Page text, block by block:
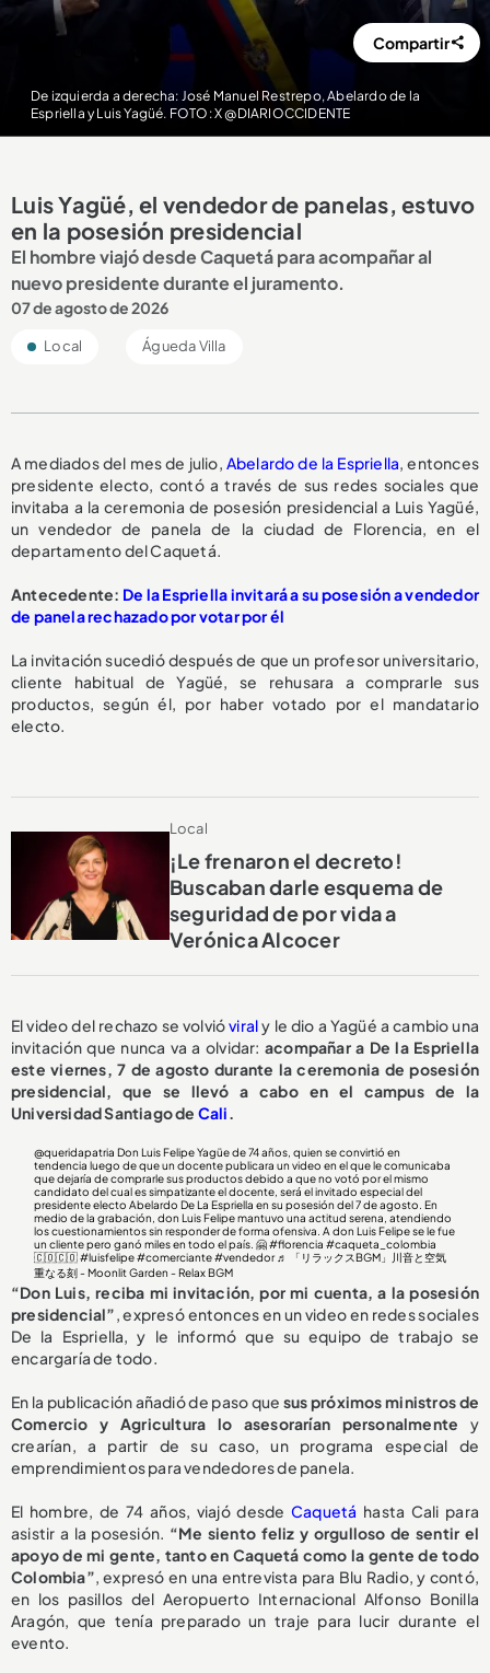
De izquierda a derecha: José Manuel Restrepo, Abelardo de la
Espriella y Luis Yagüé. FOTO: X @DIARIOCCIDENTE
Compartir
Luis Yagüé, el vendedor de panelas, estuvo
en la posesión presidencial
El hombre viajó desde Caquetá para acompañar al
nuevo presidente durante el juramento.
07 de agosto de 2026
Local Águeda Villa
A mediados del mes de julio, Abelardo de la Espriella , entonces
presidente electo, contó a través de sus redes sociales que
invitaba a la ceremonia de posesión presidencial a Luis Yagüé,
un vendedor de panela de la ciudad de Florencia, en el
departamento del Caquetá.
Antecedente: De la Espriella invitará a su posesión a vendedor
de panela rechazado por votar por él
La invitación sucedió después de que un profesor universitario,
cliente habitual de Yagüé, se rehusara a comprarle sus
productos, según él, por haber votado por el mandatario
electo.
Local
¡Le frenaron el decreto!
Buscaban darle esquema de
seguridad de por vida a
Verónica Alcocer
El video del rechazo se volvióviraly le dio a Yagüé a cambio una
invitación que nunca va a olvidar: acompañar a De la Espriella
este viernes, 7 de agosto durante la ceremonia de posesión
presidencial, que se llevó a cabo en el campus de la
Universidad Santiago de Cali
@queridapatria Don Luis Felipe Yagüe de 74 años, quien se convirtió en
tendencia luego de que un docente publicara un video en el que le comunicaba
que dejaría de comprarle sus productos debido a que no votó por el mismo
candidato del cual es simpatizante el docente, será el invitado especial del
presidente electo Abelardo De La Espriella en su posesión del 7 de agosto. En
medio de la grabación, don Luis Felipe mantuvo una actitud serena, atendiendo
los cuestionamientos sin responder de forma ofensiva. A don Luis Felipe se le fue
un cliente pero ganó miles en todo el país. 🤗#florencia #caqueta_colombia
🇨🇴🇨🇴 #luisfelipe #comerciante #vendedor ♬ 「リラックスBGM」川音と空気
重なる刻 - Moonlit Garden - Relax BGM
“Don Luis, reciba mi invitación, por mi cuenta, a la posesión
presidencial” , expresó entonces en un video en redes sociales
De la Espriella, y le informó que su equipo de trabajo se
encargaría de todo.
En la publicación añadió de paso que sus próximos ministros de
Comercio y Agricultura lo asesorarían personalmente y
crearían, a partir de su caso, un programa especial de
emprendimientos para vendedores de panela.
El hombre, de 74 años, viajó desdeCaquetá hasta Cali para
asistir a la posesión. “Me siento feliz y orgulloso de sentir el
apoyo de mi gente, tanto en Caquetá como la gente de todo
Colombia” , expresó en una entrevista para Blu Radio, y contó,
en los pasillos del Aeropuerto Internacional Alfonso Bonilla
Aragón, que tenía preparado un traje para lucir durante el
evento.